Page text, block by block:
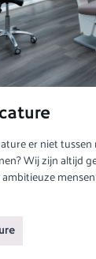
er niet
Wij zijn altijd